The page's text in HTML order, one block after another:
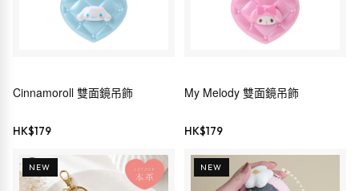
Cinnamoroll 雙面鏡吊飾
HK$179
My Melody 雙面鏡吊飾
HK$179
NEW NEW